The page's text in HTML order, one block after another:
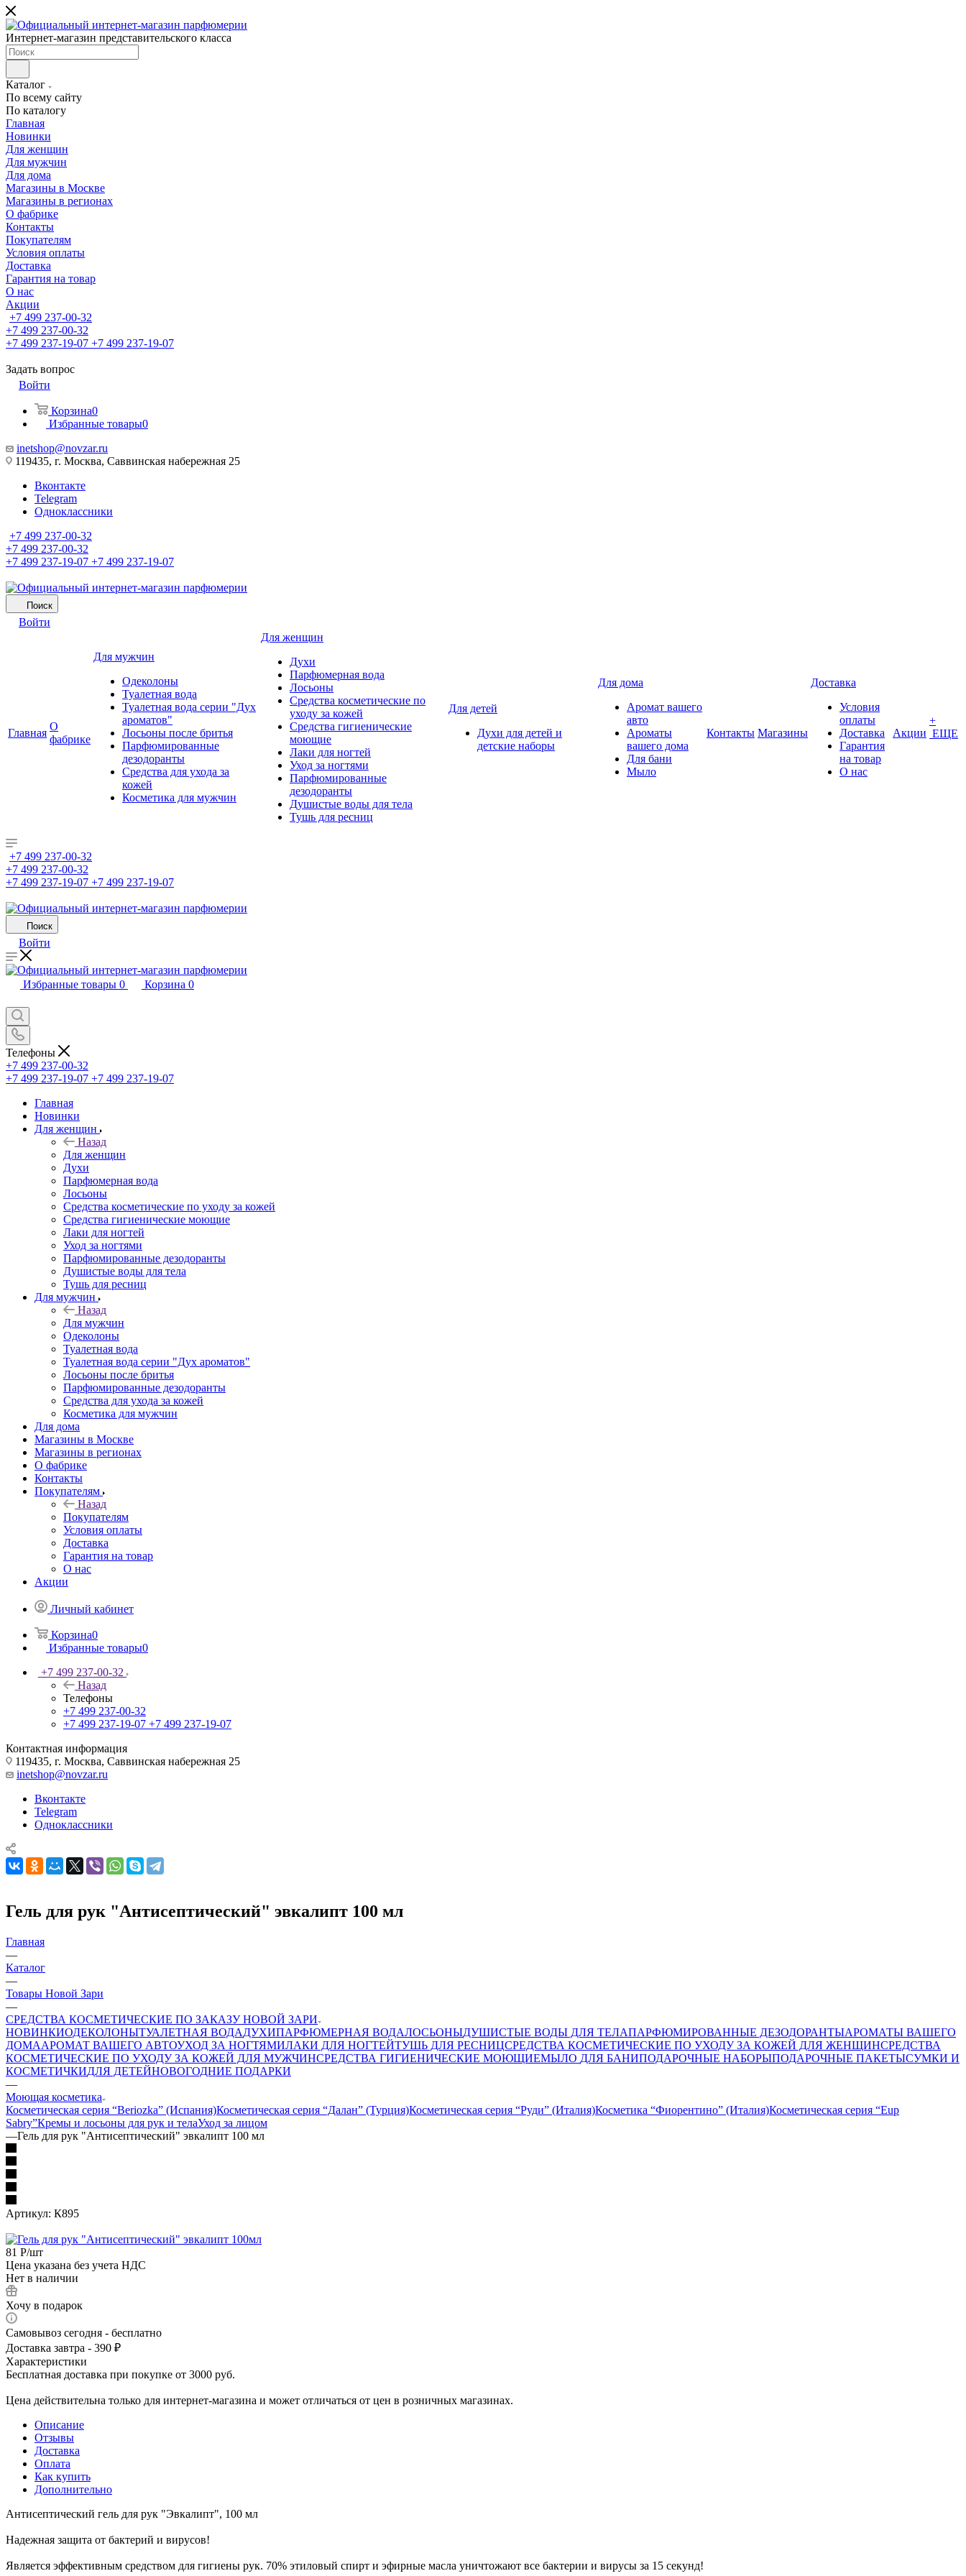
Интернет-магазин представительского класса
Каталог
По всему сайту
По каталогу
Главная
Новинки
Для женщин
Для мужчин
Для дома
Магазины в Москве
Магазины в регионах
О фабрике
Контакты
Покупателям
Условия оплаты
Доставка
Гарантия на товар
О нас
Акции
+7 499 237-00-32
+7 499 237-00-32
+7 499 237-19-07 +7 499 237-19-07
Задать вопрос
Войти
Корзина0
Избранные товары0
inetshop@novzar.ru
119435, г. Москва, Саввинская набережная 25
Вконтакте
Telegram
Одноклассники
+7 499 237-00-32
+7 499 237-00-32
+7 499 237-19-07 +7 499 237-19-07
Поиск
Войти
Главная
О
фабрике
Для мужчин
Одеколоны
Туалетная вода
Туалетная вода серии "Дух
ароматов"
Лосьоны после бритья
Парфюмированные
дезодоранты
Средства для ухода за
кожей
Косметика для мужчин
Для женщин
Духи
Парфюмерная вода
Лосьоны
Средства косметические по
уходу за кожей
Средства гигиенические
моющие
Лаки для ногтей
Уход за ногтями
Парфюмированные
дезодоранты
Душистые воды для тела
Тушь для ресниц
Для детей
Духи для детей и
детские наборы
Для дома
Аромат вашего
авто
Ароматы
вашего дома
Для бани
Мыло
Контакты Магазины
Доставка
Условия
оплаты
Доставка
Гарантия
на товар
О нас
Акции
+
ЕЩЕ
+7 499 237-00-32
+7 499 237-00-32
+7 499 237-19-07 +7 499 237-19-07
Поиск
Войти
Избранные товары 0 Корзина 0
Телефоны
+7 499 237-00-32
+7 499 237-19-07 +7 499 237-19-07
Главная
Новинки
Для женщин
Назад
Для женщин
Духи
Парфюмерная вода
Лосьоны
Средства косметические по уходу за кожей
Средства гигиенические моющие
Лаки для ногтей
Уход за ногтями
Парфюмированные дезодоранты
Душистые воды для тела
Тушь для ресниц
Для мужчин
Назад
Для мужчин
Одеколоны
Туалетная вода
Туалетная вода серии "Дух ароматов"
Лосьоны после бритья
Парфюмированные дезодоранты
Средства для ухода за кожей
Косметика для мужчин
Для дома
Магазины в Москве
Магазины в регионах
О фабрике
Контакты
Покупателям
Назад
Покупателям
Условия оплаты
Доставка
Гарантия на товар
О нас
Акции
Личный кабинет
Корзина0
Избранные товары0
+7 499 237-00-32
Назад
Телефоны
+7 499 237-00-32
+7 499 237-19-07 +7 499 237-19-07
Контактная информация
119435, г. Москва, Саввинская набережная 25
inetshop@novzar.ru
Вконтакте
Telegram
Одноклассники
Гель для рук "Антисептический" эвкалипт 100 мл
Главная
—
Каталог
—
Товары Новой Зари
—
СРЕДСТВА КОСМЕТИЧЕСКИЕ ПО ЗАКАЗУ НОВОЙ ЗАРИ
НОВИНКИОДЕКОЛОНЫТУАЛЕТНАЯ ВОДАДУХИПАРФЮМЕРНАЯ ВОДАЛОСЬОНЫДУШИСТЫЕ ВОДЫ ДЛЯ ТЕЛАПАРФЮМИРОВАННЫЕ ДЕЗОДОРАНТЫАРОМАТЫ ВАШЕГО
ДОМААРОМАТ ВАШЕГО АВТОУХОД ЗА НОГТЯМИЛАКИ ДЛЯ НОГТЕЙТУШЬ ДЛЯ РЕСНИЦСРЕДСТВА КОСМЕТИЧЕСКИЕ ПО УХОДУ ЗА КОЖЕЙ ДЛЯ ЖЕНЩИНСРЕДСТВА
КОСМЕТИЧЕСКИЕ ПО УХОДУ ЗА КОЖЕЙ ДЛЯ МУЖЧИНСРЕДСТВА ГИГИЕНИЧЕСКИЕ МОЮЩИЕМЫЛО ДЛЯ БАНИПОДАРОЧНЫЕ НАБОРЫПОДАРОЧНЫЕ ПАКЕТЫСУМКИ И
КОСМЕТИЧКИДЛЯ ДЕТЕЙНОВОГОДНИЕ ПОДАРКИ
—
Моющая косметика
Косметическая серия “Beriozka” (Испания)Косметическая серия “Далан” (Турция)Косметическая серия “Руди” (Италия)Косметика “Фиорентино” (Италия)Косметическая серия “Eup
Sabry”Кремы и лосьоны для рук и телаУход за лицом
—Гель для рук "Антисептический" эвкалипт 100 мл
Артикул: К895
81 Р/шт
Цена указана без учета НДС
Нет в наличии
Хочу в подарок
Самовывоз сегодня - бесплатно
Доставка завтра - 390 ₽
Характеристики
Бесплатная доставка при покупке от 3000 руб.
Цена действительна только для интернет-магазина и может отличаться от цен в розничных магазинах.
Описание
Отзывы
Доставка
Оплата
Как купить
Дополнительно
Антисептический гель для рук "Эвкалипт", 100 мл
Надежная защита от бактерий и вирусов!
Является эффективным средством для гигиены рук. 70% этиловый спирт и эфирные масла уничтожают все бактерии и вирусы за 15 секунд!